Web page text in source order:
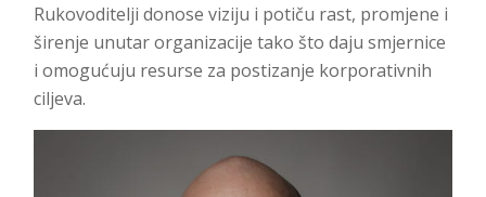
Rukovoditelji donose viziju i potiču rast, promjene i
širenje unutar organizacije tako što daju smjernice
i omogućuju resurse za postizanje korporativnih
ciljeva.